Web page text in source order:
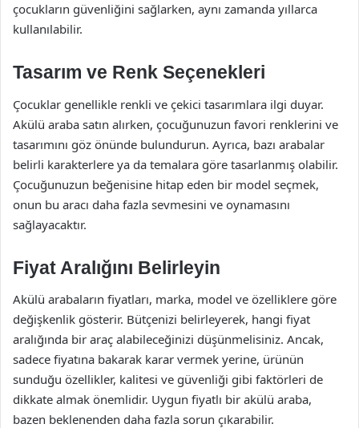
çocukların güvenliğini sağlarken, aynı zamanda yıllarca
kullanılabilir.
Tasarım ve Renk Seçenekleri
Çocuklar genellikle renkli ve çekici tasarımlara ilgi duyar.
Akülü araba satın alırken, çocuğunuzun favori renklerini ve
tasarımını göz önünde bulundurun. Ayrıca, bazı arabalar
belirli karakterlere ya da temalara göre tasarlanmış olabilir.
Çocuğunuzun beğenisine hitap eden bir model seçmek,
onun bu aracı daha fazla sevmesini ve oynamasını
sağlayacaktır.
Fiyat Aralığını Belirleyin
Akülü arabaların fiyatları, marka, model ve özelliklere göre
değişkenlik gösterir. Bütçenizi belirleyerek, hangi fiyat
aralığında bir araç alabileceğinizi düşünmelisiniz. Ancak,
sadece fiyatına bakarak karar vermek yerine, ürünün
sunduğu özellikler, kalitesi ve güvenliği gibi faktörleri de
dikkate almak önemlidir. Uygun fiyatlı bir akülü araba,
bazen beklenenden daha fazla sorun çıkarabilir.